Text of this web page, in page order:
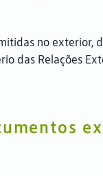
no exterior,
das Relações